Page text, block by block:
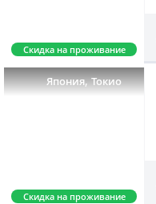
Скидка на проживание
Япония,Токио
Скидка на проживание